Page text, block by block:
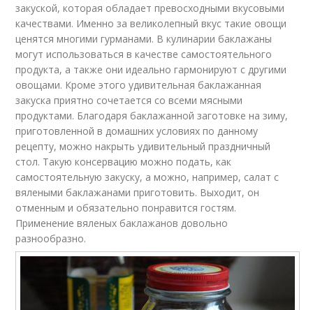
закуской, которая обладает превосходными вкусовыми
качествами. Именно за великолепный вкус такие овощи
ценятся многими гурманами. В кулинарии баклажаны
могут использоваться в качестве самостоятельного
продукта, а также они идеально гармонируют с другими
овощами. Кроме этого удивительная баклажанная
закуска приятно сочетается со всеми мясными
продуктами. Благодаря баклажанной заготовке на зиму,
приготовленной в домашних условиях по данному
рецепту, можно накрыть удивительный праздничный
стол. Такую консервацию можно подать, как
самостоятельную закуску, а можно, например, салат с
вялеными баклажанами приготовить. Выходит, он
отменным и обязательно понравится гостям.
Применение вяленых баклажанов довольно
разнообразно.